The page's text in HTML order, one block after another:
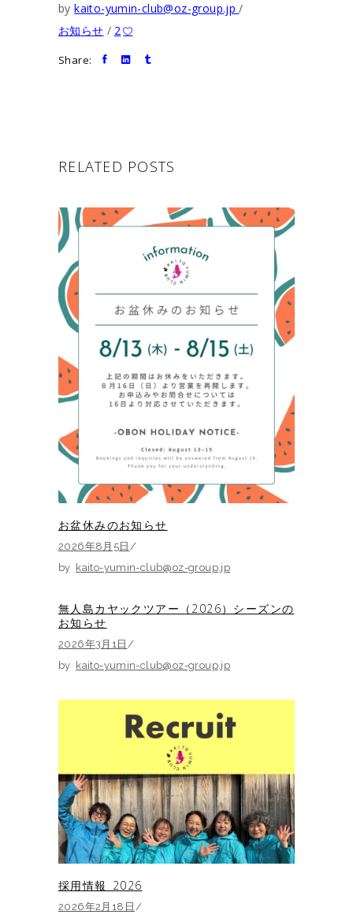
bykaito-yumin-club@oz-group.jp
お知らせ
2
Share:
RELATED POSTS
お盆休みのお知らせ
2026年8月5日
by kaito-yumin-club@oz-group.jp
無人島カヤックツアー（2026）シーズンの
お知らせ
2026年3月1日
by kaito-yumin-club@oz-group.jp
採用情報_2026
2026年2月18日